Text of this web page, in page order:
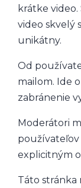
krátke
video skvelý
unikátny.
Od
mailom. Ide
zabránenie
Moderátori
explicitným
Táto stránka